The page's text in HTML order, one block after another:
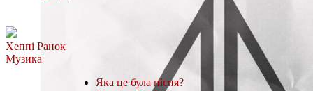
Хеппі Ранок
Музика
Яка це була пісня?